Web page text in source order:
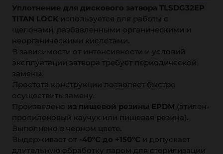
Уплотнение для дискового затвора TLSDG32EP
TITAN LOCK используется для работы с
щелочами, разбавленными органическими и
неорганическими кислотами.
В зависимости от интенсивности и условий
эксплуатации затвора требует периодической
замены.
Простота конструкции позволяет быстро
осуществить замену.
Произведено из пищевой резины EPDM (этилен-
пропиленовый каучук или пищевая резина).
Выполнено в черном цвете.
Выдерживает от -40°C до +150°C и допускает
длительную обработку паром для стерилизации